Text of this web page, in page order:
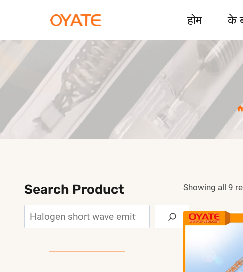
होम के
Showing all 9
Search Product